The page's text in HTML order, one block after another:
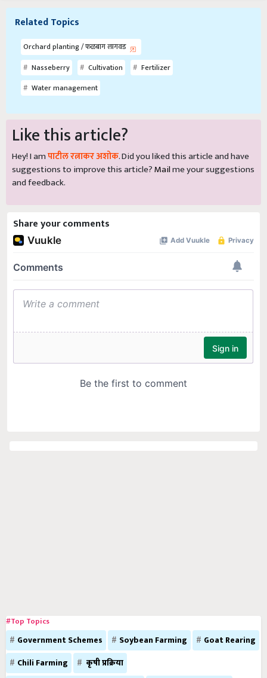
Related Topics
Orchard planting / फळबाग लागवड
Nasseberry
Cultivation
Fertilizer
Water management
Like this article?
Hey! I amपाटील रत्नाकर अशोक. Did you liked this article and have
suggestions to improve this article?Mailme your suggestions
and feedback.
Share your comments
#Top Topics
Government Schemes Soybean Farming
Goat Rearing
Chili Farming
कृषी प्रक्रिया